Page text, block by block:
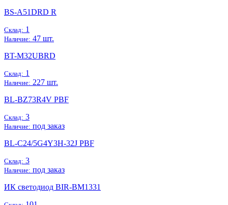
BS-A51DRD R
Склад: 1
Наличие: 47 шт.
BT-M32UBRD
Склад: 1
Наличие: 227 шт.
BL-BZ73R4V PBF
Склад: 3
Наличие: под заказ
BL-C24/5G4Y3H-32J PBF
Склад: 3
Наличие: под заказ
ИК светодиод BIR-BM1331